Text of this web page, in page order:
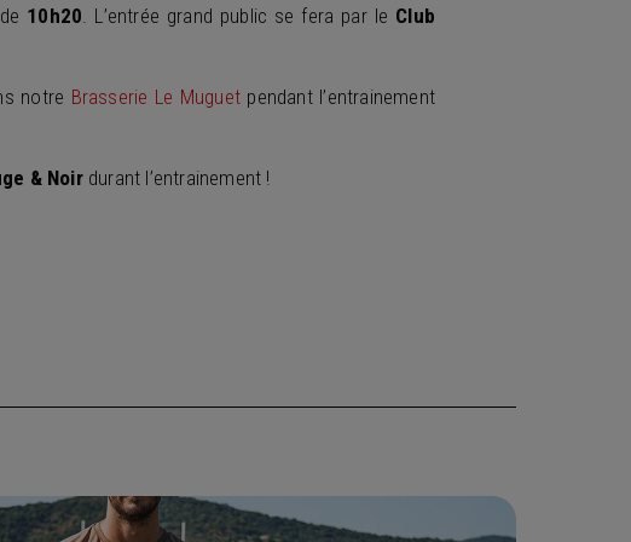
10h20. L’entrée grand public se fera par le Club
notre Brasserie Le Muguetpendant l’entrainement
& Noirdurant l’entrainement !